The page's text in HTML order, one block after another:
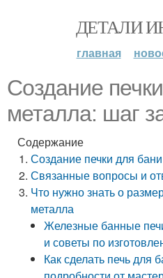
ДЕТАЛИ
главная
Создание
металла: шаг
Содержание
Создание печки для
Связанные вопросы и
Что нужно знать о
металла
Железные банные
и советы по
Как сделать печь для